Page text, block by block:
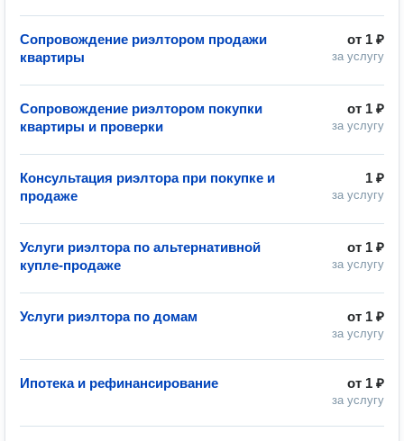
от 1 ₽
за услугу
Сопровождение риэлтором продажи
квартиры
от 1 ₽
за услугу
Сопровождение риэлтором покупки
квартиры и проверки
1 ₽
за услугу
Консультация риэлтора при покупке и
продаже
от 1 ₽
за услугу
Услуги риэлтора по альтернативной
купле-продаже
от 1 ₽
за услугу
Услуги риэлтора по домам
от 1 ₽
за услугу
Ипотека и рефинансирование